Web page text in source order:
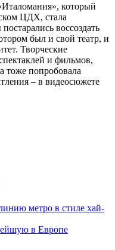
который
ЦДХ, стала
воссоздать
был и свой театр, и
Творческие
и фильмов,
тоже попробовала
– в видеосюжете
метро в стиле хай-
в Европе